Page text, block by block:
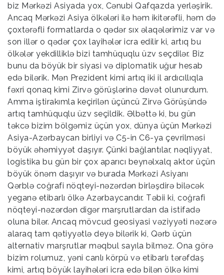
biz Mərkəzi Asiyada yox, Cənubi Qafqazda yerləşirik.
Ancaq Mərkəzi Asiya ölkələri ilə həm ikitərəfli, həm də
çoxtərəfli formatlarda o qədər sıx əlaqələrimiz var və
son illər o qədər çox layihələr icra edilir ki, artıq bu
ölkələr yekdilliklə bizi tamhüquqlu üzv seçdilər. Biz
bunu da böyük bir siyasi və diplomatik uğur hesab
edə bilərik. Mən Prezident kimi artıq iki il ardıcıllıqla
fəxri qonaq kimi Zirvə görüşlərinə dəvət olunurdum.
Amma iştirakımla keçirilən üçüncü Zirvə Görüşündə
artıq tamhüquqlu üzv seçildik. Əlbəttə ki, bu gün
təkcə bizim bölgəmiz üçün yox, dünya üçün Mərkəzi
Asiya-Azərbaycan birliyi və C5-in C6-ya çevrilməsi
böyük əhəmiyyət daşıyır. Çünki bağlantılar, nəqliyyat,
logistika bu gün bir çox aparıcı beynəlxalq aktor üçün
böyük önəm daşıyır və burada Mərkəzi Asiyanı
Qərblə coğrafi nöqteyi-nəzərdən birləşdirə biləcək
yeganə etibarlı ölkə Azərbaycandır. Təbii ki, coğrafi
nöqteyi-nəzərdən digər marşrutlardan da istifadə
oluna bilər. Ancaq mövcud geosiyasi vəziyyəti nəzərə
alaraq tam qətiyyətlə deyə bilərik ki, Qərb üçün
alternativ marşrutlar məqbul sayıla bilməz. Ona görə
bizim rolumuz, yəni canlı körpü və etibarlı tərəfdaş
kimi, artıq böyük layihələri icra edə bilən ölkə kimi